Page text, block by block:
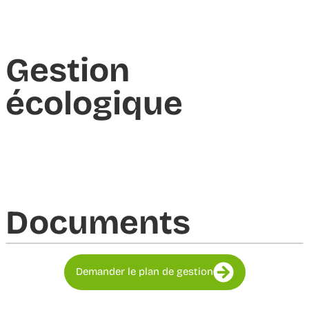
Gestion
écologique
Documents​
Demander le plan de gestion